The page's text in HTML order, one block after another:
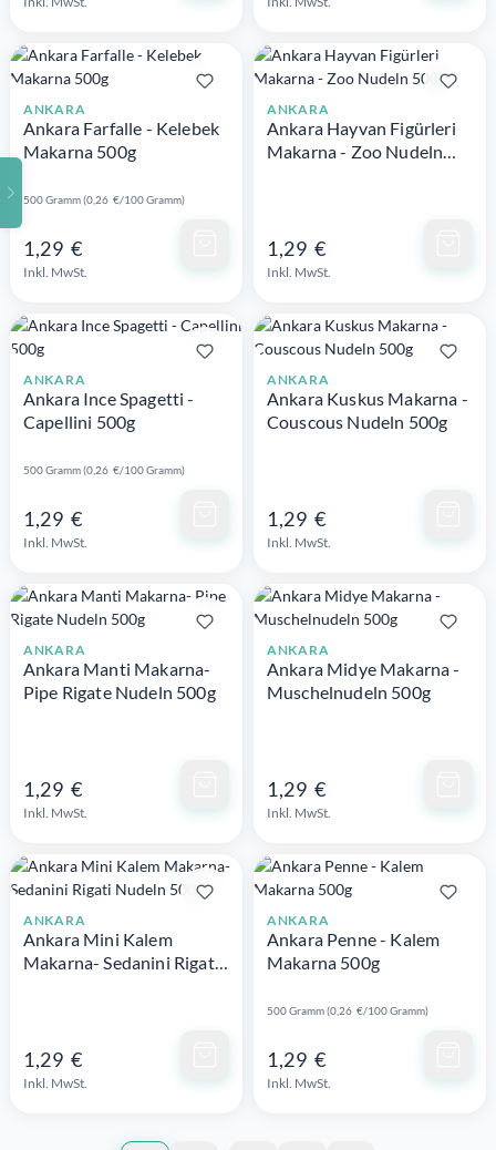
ANKARA
Ankara Farfalle - Kelebek
Makarna 500g
500 Gramm (0,26 €/100 Gramm)
1,29 €
Inkl. MwSt.
ANKARA
Ankara Hayvan Figürleri
Makarna - Zoo Nudeln
1,29 €
Inkl. MwSt.
ANKARA
Ankara Ince Spagetti -
Capellini 500g
500 Gramm (0,26 €/100 Gramm)
1,29 €
Inkl. MwSt.
ANKARA
Ankara Kuskus Makarna -
Couscous Nudeln 500g
1,29 €
Inkl. MwSt.
ANKARA
Ankara Manti Makarna-
Pipe Rigate Nudeln 500g
1,29 €
Inkl. MwSt.
ANKARA
Ankara Midye Makarna -
Muschelnudeln 500g
1,29 €
Inkl. MwSt.
ANKARA
Ankara Mini Kalem
Makarna- Sedanini Rigati
1,29 €
Inkl. MwSt.
ANKARA
Ankara Penne - Kalem
Makarna 500g
500 Gramm (0,26 €/100 Gramm)
1,29 €
Inkl. MwSt.